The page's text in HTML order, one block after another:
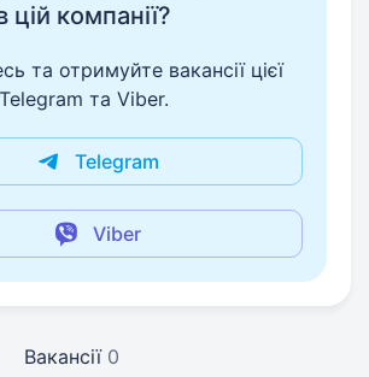
цій компанії?
та отримуйте вакансії цієї
та Viber.
Telegram
Viber
Вакансії 0